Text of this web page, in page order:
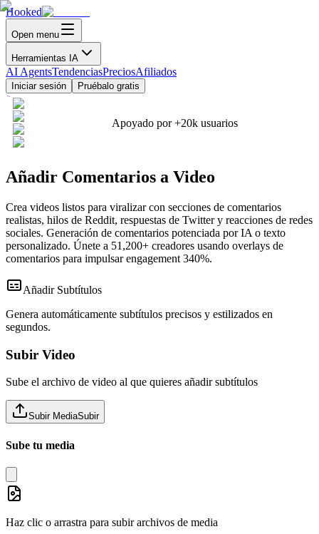
Hooked
Open menu
Herramientas IA
AI AgentsTendenciasPreciosAfiliados
Iniciar sesión Pruébalo gratis
Apoyado por +20k usuarios
Añadir Comentarios a Video
Crea videos listos para viralizar con secciones de comentarios
realistas, hilos de Reddit, respuestas de Twitter y reacciones de redes
sociales. Generación de comentarios potenciada por IA o texto
personalizado. Únete a 51,200+ creadores usando overlays de
comentarios para impulsar engagement 340%.
Añadir Subtítulos
Genera automáticamente subtítulos precisos y estilizados en
segundos.
Subir Video
Sube el archivo de video al que quieres añadir subtítulos
Subir MediaSubir
Sube tu media
Haz clic o arrastra para subir archivos de media